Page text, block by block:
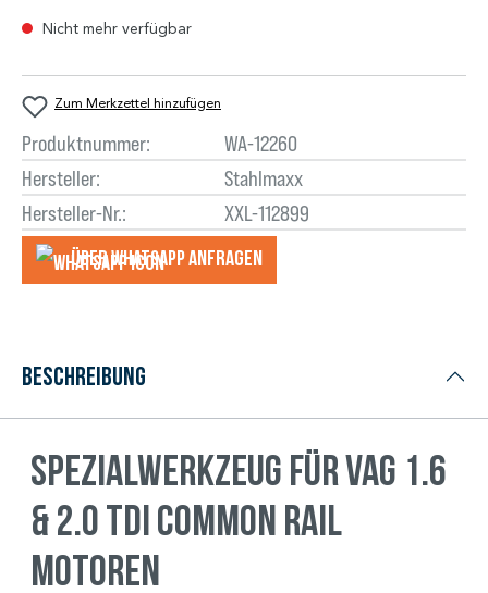
Nicht mehr verfügbar
Zum Merkzettel hinzufügen
Produktnummer:
WA-12260
Hersteller:
Stahlmaxx
Hersteller-Nr.:
XXL-112899
Über WhatsApp anfragеn
Beschreibung
Spezialwerkzeug für VAG 1.6
& 2.0 TDI Common Rail
Motoren